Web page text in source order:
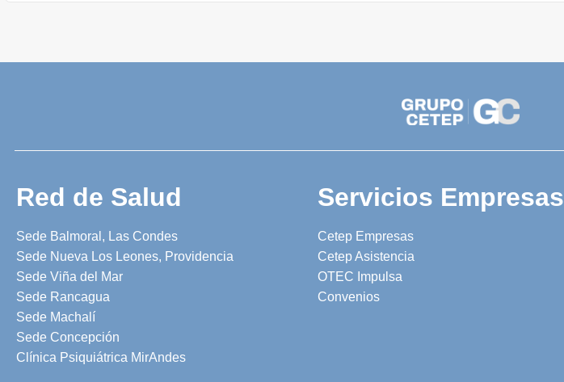
Red de Salud
Sede Balmoral, Las Condes
Sede Nueva Los Leones, Providencia
Sede Viña del Mar
Sede Rancagua
Sede Machalí
Sede Concepción
Clínica Psiquiátrica MirAndes
Servicios Empresas
Cetep Empresas
Cetep Asistencia
OTEC Impulsa
Convenios